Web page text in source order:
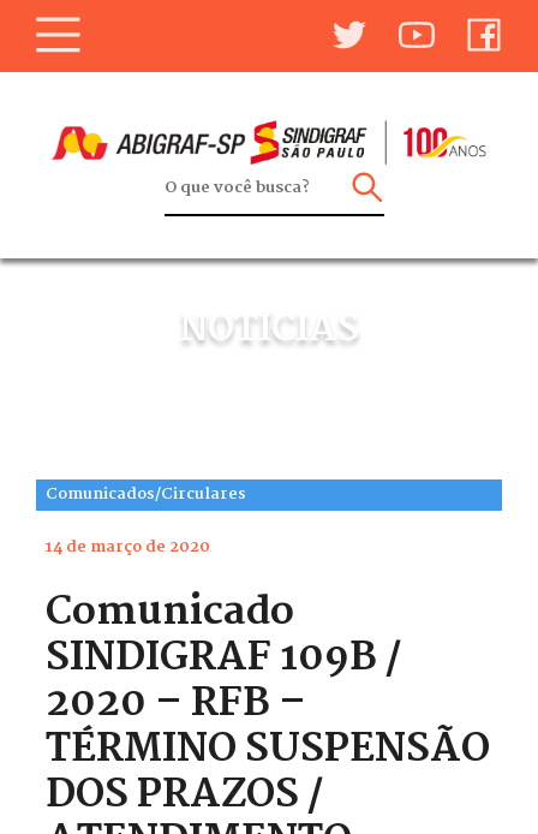
NOTÍCIAS
Comunicados/Circulares
14 de março de 2020
Comunicado
SINDIGRAF 109B /
2020 – RFB –
TÉRMINO SUSPENSÃO
DOS PRAZOS /